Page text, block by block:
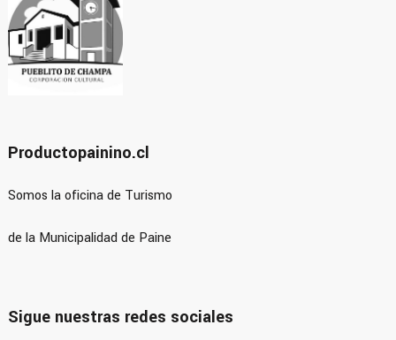
Productopainino.cl
Somos la oficina de Turismo
de la Municipalidad de Paine
Sigue nuestras redes sociales